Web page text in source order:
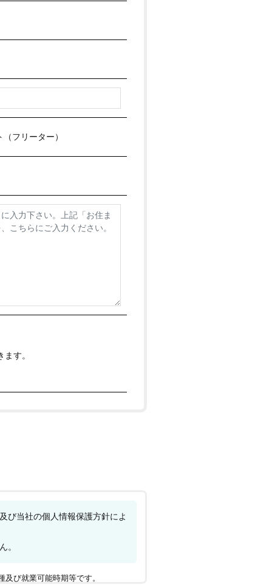
フリーター）
す。
び当社の個人情報保護方針によ
。
び就業可能時期等です。